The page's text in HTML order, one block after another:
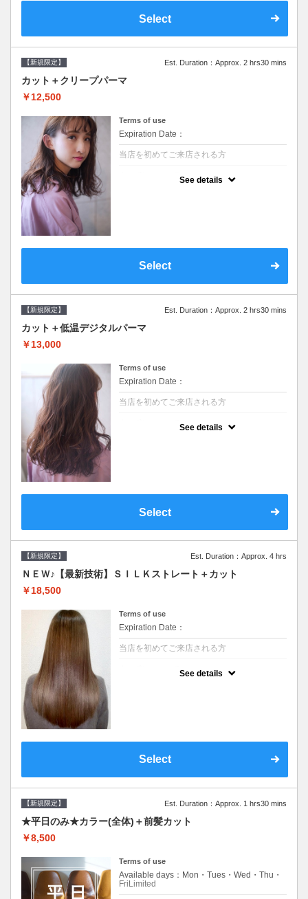
Select
【新規限定】 Est. Duration：Approx. 2 hrs30 mins
カット＋クリープパーマ
￥12,500
Terms of use
Expiration Date：
当店を初めてご来店される方
See details
Select
【新規限定】 Est. Duration：Approx. 2 hrs30 mins
カット＋低温デジタルパーマ
￥13,000
Terms of use
Expiration Date：
当店を初めてご来店される方
See details
Select
【新規限定】 Est. Duration：Approx. 4 hrs
ＮＥＷ♪【最新技術】ＳＩＬＫストレート＋カット
￥18,500
Terms of use
Expiration Date：
当店を初めてご来店される方
See details
Select
【新規限定】 Est. Duration：Approx. 1 hrs30 mins
★平日のみ★カラー(全体)＋前髪カット
￥8,500
Terms of use
Available days：Mon・Tues・Wed・Thu・
FriLimited